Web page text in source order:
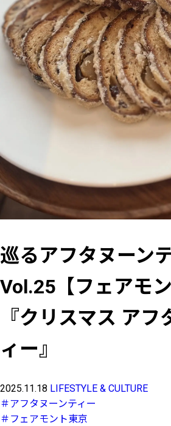
巡るアフタヌーンテ
Vol.25【フェアモ
『クリスマス アフ
ィー』
2025.11.18 LIFESTYLE & CULTURE
＃アフタヌーンティー
＃フェアモント東京